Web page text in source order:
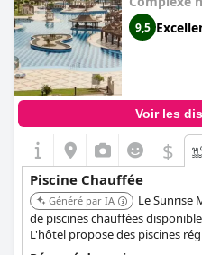
9,5
Voir les
$
Piscine Chauffée
Généré par IA
Le Sunrise
de piscines chauffées
L'hôtel propose des piscines
soulignant la piscine chauffée